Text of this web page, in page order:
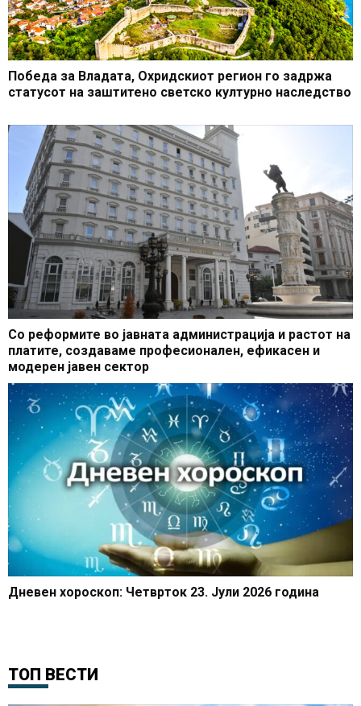
Победа за Владата, Охридскиот регион го задржа
статусот на заштитено светско културно наследство
Со реформите во јавната администрација и растот на
платите, создаваме професионален, ефикасен и
модерен јавен сектор
Дневен хороскоп: Четврток 23. Јули 2026 година
ТОП ВЕСТИ